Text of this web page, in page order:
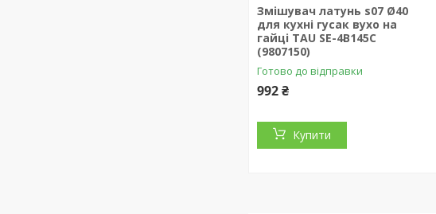
Змішувач латунь s07 Ø40
для кухні гусак вухо на
гайці TAU SE-4B145C
(9807150)
Готово до відправки
992 ₴
Купити